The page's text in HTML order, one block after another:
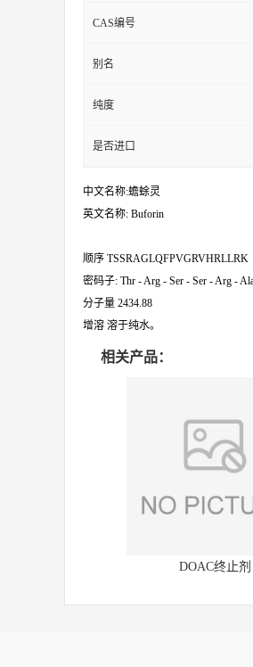
CAS编号
别名
纯度
是否进口
中文名称:蟾蜍灵
英文名称: Buforin
顺序 TSSRAGLQFPVGRVHRLLRK
密码子: Thr - Arg - Ser - Ser - Arg -
分子量 2434.88
增溶 溶于纯水。
相关产品：
DOAC终止剂